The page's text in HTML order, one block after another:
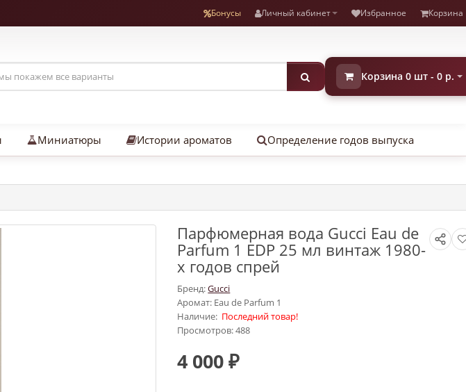
Бонусы Личный кабинет Избранное Корзина
Корзина 0 шт - 0 р.
Миниатюры Истории ароматов Определение годов выпуска
Парфюмерная вода Gucci Eau de
Parfum 1 EDP 25 мл винтаж 1980-
х годов спрей
Бренд:Gucci
Аромат: Eau de Parfum 1
Наличие: Последний товар!
Просмотров: 488
4 000 ₽